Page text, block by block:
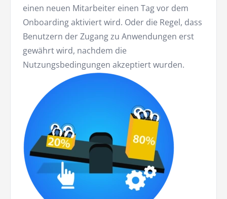
einen neuen Mitarbeiter einen Tag vor dem
Onboarding aktiviert wird. Oder die Regel, dass
Benutzern der Zugang zu Anwendungen erst
gewährt wird, nachdem die
Nutzungsbedingungen akzeptiert wurden.